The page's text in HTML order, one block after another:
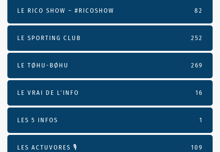
LE RICO SHOW – #RICOSHOW 82
LE SPORTING CLUB 252
LE TØHU-BØHU 269
LE VRAI DE L’INFO 16
LES 5 INFOS 1
LES ACTUVORES 🎙 109